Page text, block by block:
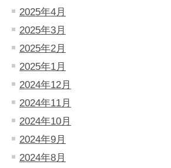
2025年4月
2025年3月
2025年2月
2025年1月
2024年12月
2024年11月
2024年10月
2024年9月
2024年8月